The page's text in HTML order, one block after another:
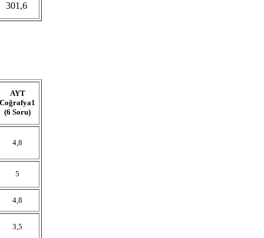
301,6
AYT
Coğrafya1
(6 Soru)
4,8
5
4,8
3,5